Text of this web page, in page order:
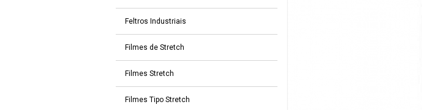
Feltros Industriais
Filmes de Stretch
Filmes Stretch
Filmes Tipo Stretch